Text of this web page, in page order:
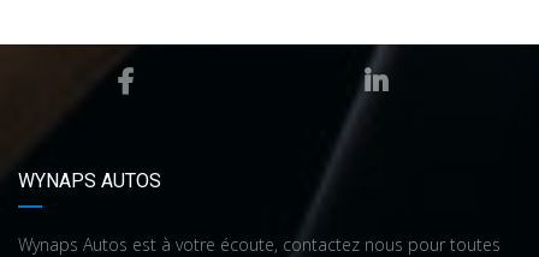
WYNAPS AUTOS
Wynaps Autos est à votre écoute, contactez nous pour toutes